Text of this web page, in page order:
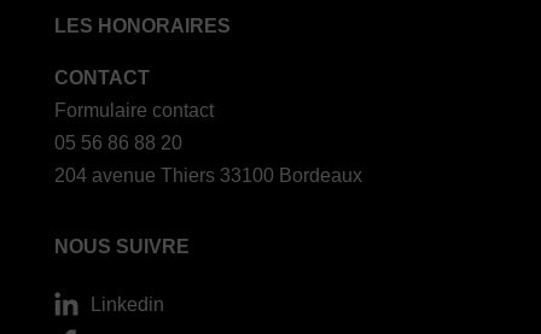
LES HONORAIRES
CONTACT
Formulaire contact
05 56 86 88 20
204 avenue Thiers 33100 Bordeaux
NOUS SUIVRE
Linkedin